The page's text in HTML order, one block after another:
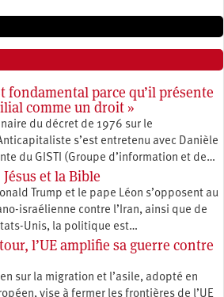
fondamental parce qu’il présente
comme un droit »
du décret de 1976 sur le
s’est entretenu avec Danièle
du GISTI (Groupe d’information et de…
et la Bible
Trump et le pape Léon s’opposent au
israélienne contre l’Iran, ainsi que de
Unis, la politique est…
l’UE amplifie sa guerre contre
sur la migration et l’asile, adopté en
vise à fermer les frontières de l’UE